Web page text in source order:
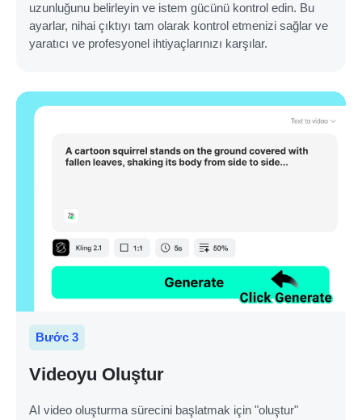
uzunluğunu belirleyin ve istem gücünü kontrol edin. Bu
ayarlar, nihai çıktıyı tam olarak kontrol etmenizi sağlar ve
yaratıcı ve profesyonel ihtiyaçlarınızı karşılar.
Bước 3
Videoyu Oluştur
AI video oluşturma sürecini başlatmak için "oluştur"